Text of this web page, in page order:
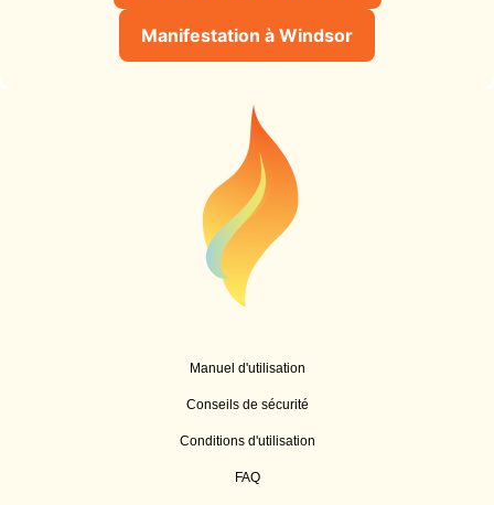
Manifestation à Windsor
Manuel d'utilisation
Conseils de sécurité
Conditions d'utilisation
FAQ